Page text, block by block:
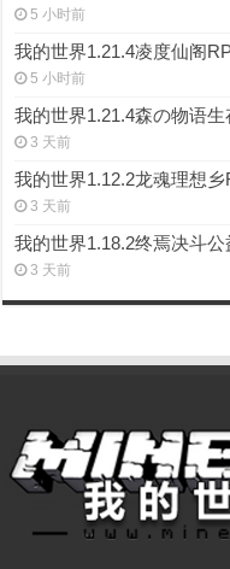
5 小时前
我的世界1.21.4凌度仙阁
5 小时前
我的世界1.21.4森の物语生
3 天前
我的世界1.12.2龙魂理想
3 天前
我的世界1.18.2终焉决斗公
3 天前